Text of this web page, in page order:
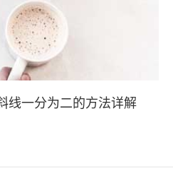
线一分为二的方法详解